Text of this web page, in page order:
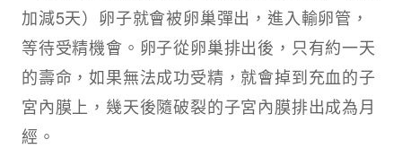
加減5天）卵子就會被卵巢彈出，進入輸卵管，
等待受精機會。卵子從卵巢排出後，只有約一天
的壽命，如果無法成功受精，就會掉到充血的子
宮內膜上，幾天後隨破裂的子宮內膜排出成為月
經。